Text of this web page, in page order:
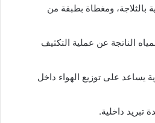
بالثلاجة، ومغطاة بطبقة من
الناتجة عن عملية التكثيف
يساعد على توزيع الهواء داخل
تبريد داخلية.